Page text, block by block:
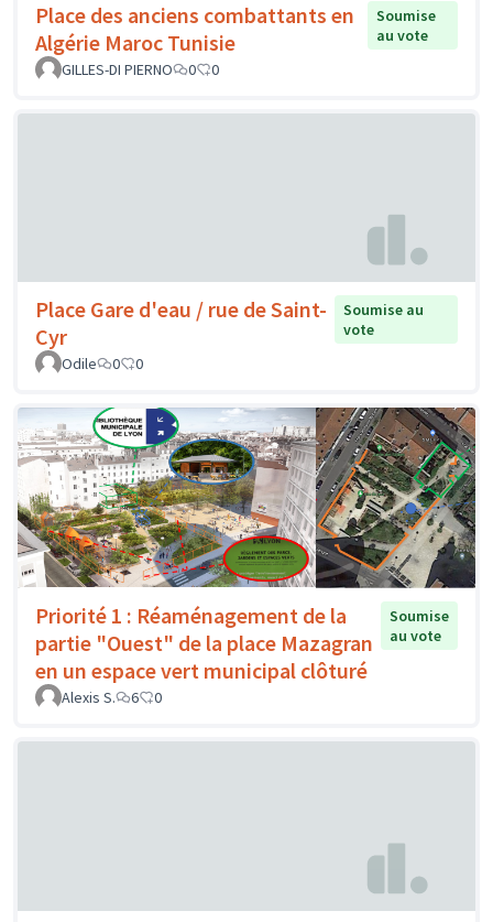
Place des anciens combattants en
Algérie Maroc Tunisie
Soumise
au vote
GILLES-DI PIERNO
0 0
Place Gare d'eau / rue de Saint-
Cyr
Soumise au
vote
Odile
0 0
Priorité 1 : Réaménagement de la
partie "Ouest" de la place Mazagran
en un espace vert municipal clôturé
Soumise
au vote
Alexis S. 6 0